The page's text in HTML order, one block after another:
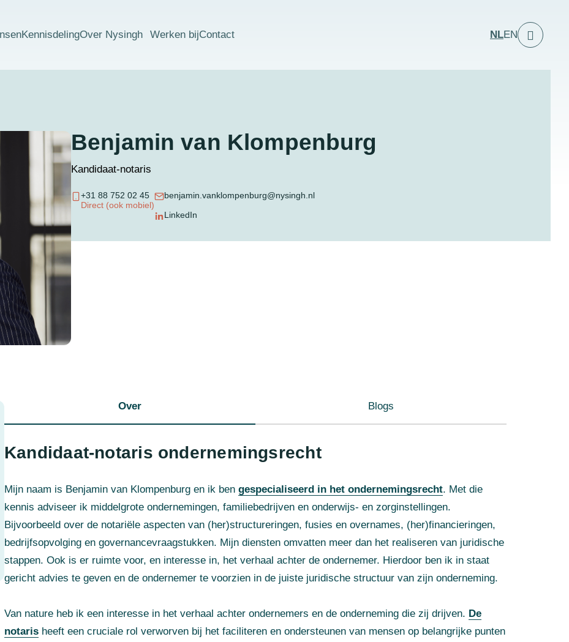
KennisdelingOver Nysingh Werken bijContact NLEN
Benjamin van Klompenburg
Kandidaat-notaris
+31 88 752 02 45
Direct (ook mobiel)
benjamin.vanklompenburg@nysingh.nl
LinkedIn
Over Blogs
Kandidaat-notaris ondernemingsrecht
Mijn naam is Benjamin van Klompenburg en ik ben gespecialiseerd in het ondernemingsrecht. Met die
kennis adviseer ik middelgrote ondernemingen, familiebedrijven en onderwijs- en zorginstellingen.
Bijvoorbeeld over de notariële aspecten van (her)structureringen, fusies en overnames, (her)financieringen,
bedrijfsopvolging en governancevraagstukken. Mijn diensten omvatten meer dan het realiseren van juridische
stappen. Ook is er ruimte voor, en interesse in, het verhaal achter de ondernemer. Hierdoor ben ik in staat
gericht advies te geven en de ondernemer te voorzien in de juiste juridische structuur van zijn onderneming.
Van nature heb ik een interesse in het verhaal achter ondernemers en de onderneming die zij drijven. De
notaris heeft een cruciale rol verworven bij het faciliteren en ondersteunen van mensen op belangrijke punten